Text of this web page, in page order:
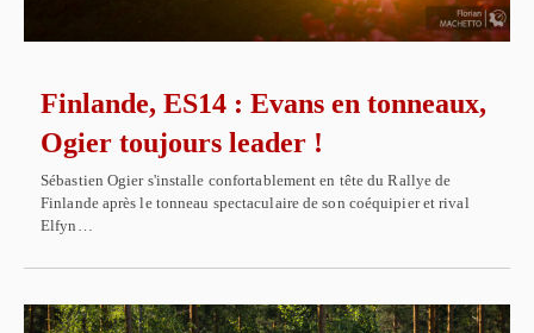
Finlande, ES14 : Evans en tonneaux,
Ogier toujours leader !
Sébastien Ogier s'installe confortablement en tête du Rallye de
Finlande après le tonneau spectaculaire de son coéquipier et rival
Elfyn…